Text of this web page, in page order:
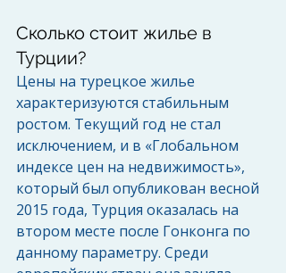
Сколько стоит жилье в
Турции?
Цены на турецкое жилье
характеризуются стабильным
ростом. Текущий год не стал
исключением, и в «Глобальном
индексе цен на недвижимость»,
который был опубликован весной
2015 года, Турция оказалась на
втором месте после Гонконга по
данному параметру. Среди